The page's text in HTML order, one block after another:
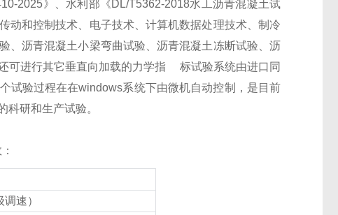
2025》、水利部《DL/T5362-2018水工沥青混凝土试
动和控制技术、电子技术、计算机数据处理技术、制冷
、沥青混凝土小梁弯曲试验 、沥青混凝土冻断试验、沥
可进行其它垂直向加载的力学指
标试验系统由进口同
试验过程在在windows系统下由微机自动控制，是目前
科研和生产试验。
调速）